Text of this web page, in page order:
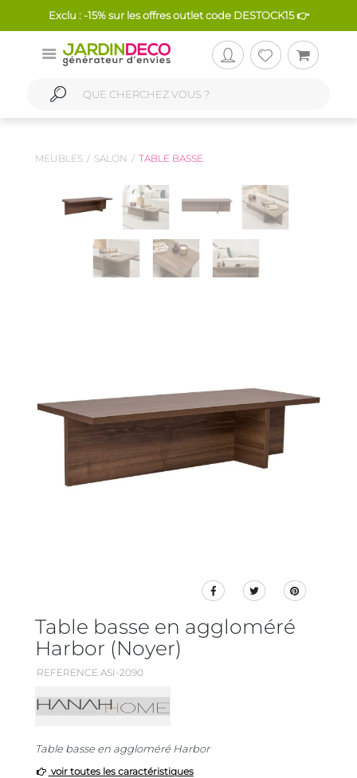
Exclu : -15% sur les offres outlet code DESTOCK15 👉
MEUBLES SALON TABLE BASSE
Table basse en aggloméré
Harbor (Noyer)
REFERENCE ASI-2090
Table basse en aggloméré Harbor
voir toutes les caractéristiques